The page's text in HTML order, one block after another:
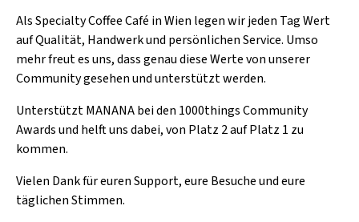
Als Specialty Coffee Café in Wien legen wir jeden Tag Wert
auf Qualität, Handwerk und persönlichen Service. Umso
mehr freut es uns, dass genau diese Werte von unserer
Community gesehen und unterstützt werden.
Unterstützt MANANA bei den 1000things Community
Awards und helft uns dabei, von Platz 2 auf Platz 1 zu
kommen.
Vielen Dank für euren Support, eure Besuche und eure
täglichen Stimmen.